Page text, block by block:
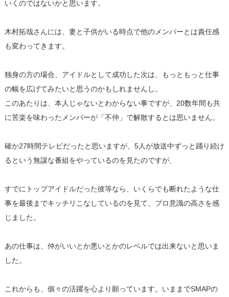
いくのではないかと思います。
木村拓哉さんには、 妻と子供がいる時点で他のメンバーとは責任感
も変わってきます。
独身の方の場合、アイドルとして成功した次は、
もっともっと仕事
の幅を広げてみたいと思うのかもしれませんし。
このあたりは、本人じゃないとわからない事ですが、 20数年間も共
に苦楽を味わったメンバーが「不仲」 で解散するとは思いません。
確か27時間テレビだったと思いますが、 5人が放送中ずっと踊り続け
るという無謀な番組をやっているのを 見たのですが、
すでにトップアイドルだった彼等なら、 いくらでも断れたような仕
事を最後までキッチリこなしているのを 見て、プロ意識の高さを感
じました。
あの仕事は、 仲がいいとか悪いとかのレベルでは出来ないと思いま
した。
これからも、個々の活躍を心より願っています。 いままでSMAPの